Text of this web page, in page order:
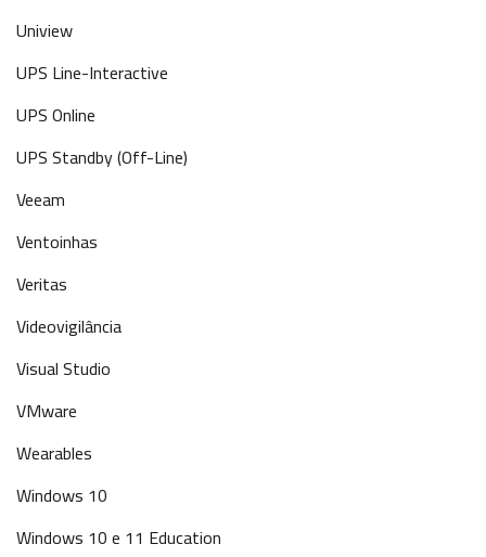
Uniview
UPS Line-Interactive
UPS Online
UPS Standby (Off-Line)
Veeam
Ventoinhas
Veritas
Videovigilância
Visual Studio
VMware
Wearables
Windows 10
Windows 10 e 11 Education